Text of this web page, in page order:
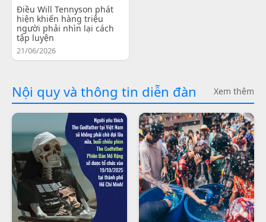
Điều Will Tennyson phát
hiện khiến hàng triệu
người phải nhìn lại cách
tập luyện
21/06/2026
Nội quy và thông tin diễn đàn Xem thêm